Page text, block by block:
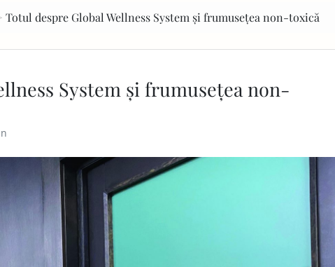
Totul despre Global Wellness System și frumusețea non-toxică
System și frumusețea non-